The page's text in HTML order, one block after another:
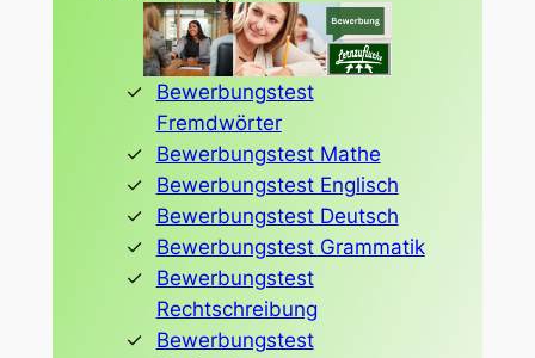
Bewerbungstest
Fremdwörter
Bewerbungstest Mathe
Bewerbungstest Englisch
Bewerbungstest Deutsch
Bewerbungstest Grammatik
Bewerbungstest
Rechtschreibung
Bewerbungstest